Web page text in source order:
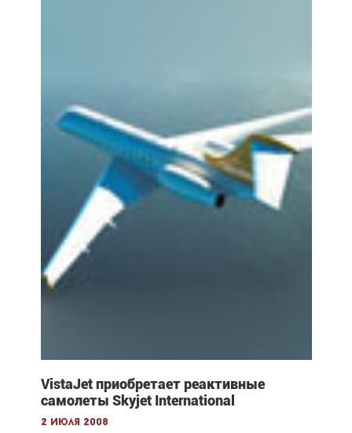
VistaJet приобретает реактивные
самолеты Skyjet International
2 июля 2008